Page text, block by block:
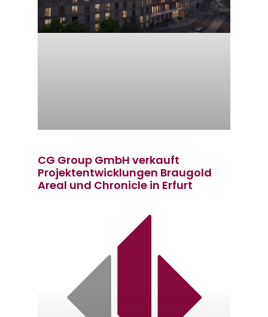
CG Group GmbH verkauft
Projektentwicklungen Braugold
Areal und Chronicle in Erfurt